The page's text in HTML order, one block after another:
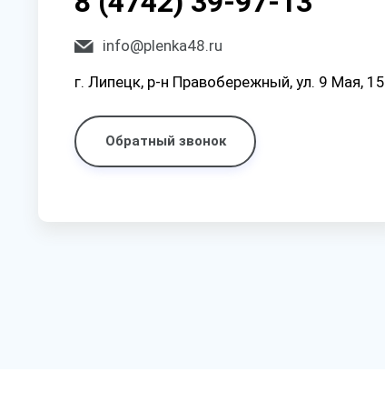
info@plenka48.ru
г. Липецк, р-н Правобережный, ул. 9 Мая, 15
Обратный звонок